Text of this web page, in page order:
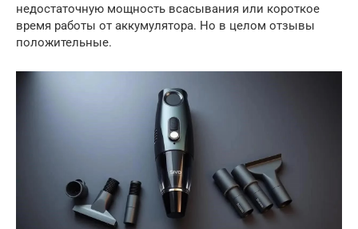
недостаточную мощность всасывания или короткое
время работы от аккумулятора. Но в целом отзывы
положительные.